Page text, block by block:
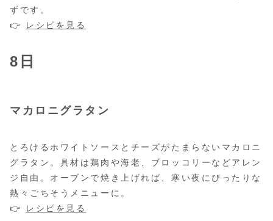
ずです。
👉
レシピを見る
8日
マカロニグラタン
とろけるホワイトソースとチーズがたまらないマカロニ
グラタン。具材は鶏肉や海老、ブロッコリーなどアレン
ジ自由。オーブンで焼き上げれば、寒い夜にぴったりな
熱々ごちそうメニューに。
👉
レシピを見る